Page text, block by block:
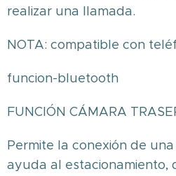
realizar una llamada.
NOTA: compatible con
funcion-bluetooth
FUNCIÓN CÁMARA
Permite la conexión de
ayuda al estacionamiento,